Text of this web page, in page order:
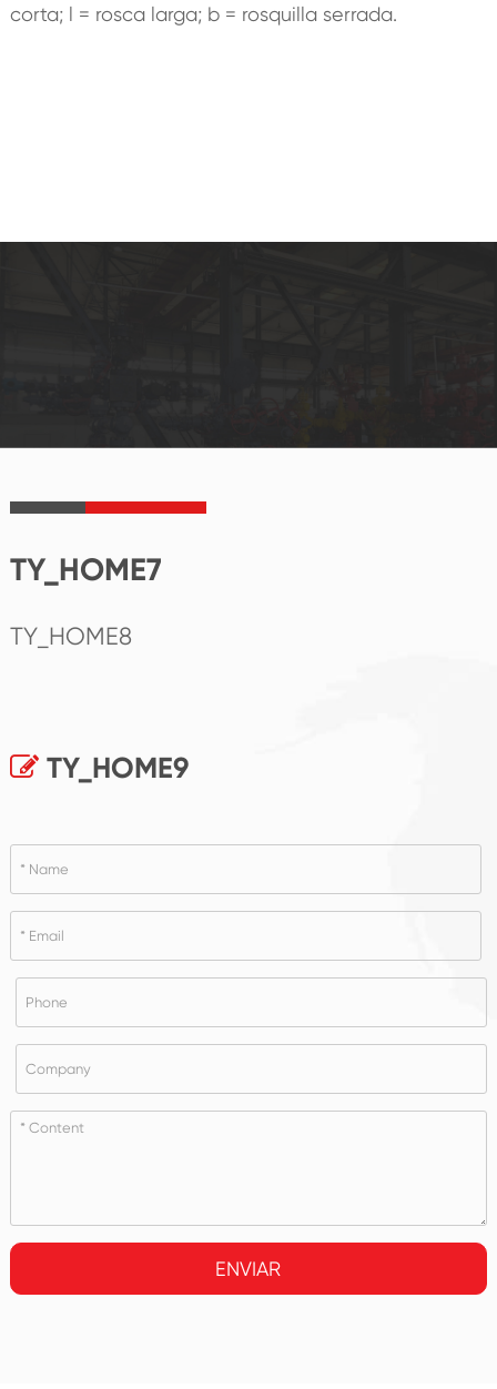
corta; l = rosca larga; b = rosquilla serrada.
TY_HOME7
TY_HOME8
TY_HOME9
ENVIAR